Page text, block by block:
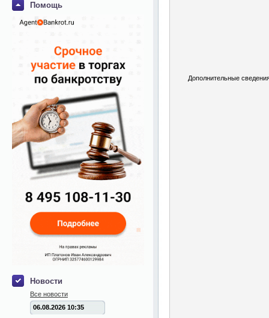
Помощь
Новости
Все новости
06.08.2026 10:35
Дополнительные